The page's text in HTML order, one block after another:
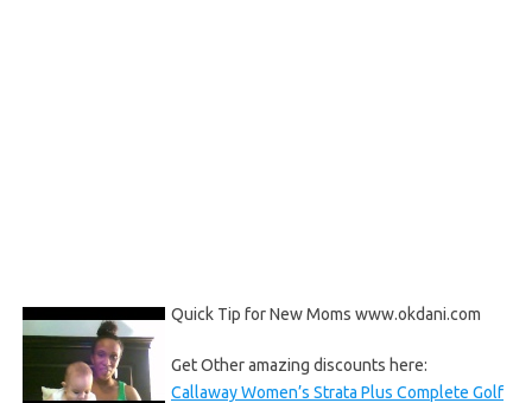
Quick Tip for New Moms www.okdani.com
Get Other amazing discounts here:
Callaway Women’s Strata Plus Complete Golf